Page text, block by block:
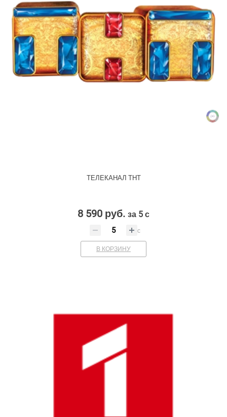
ТЕЛЕКАНАЛ ТНТ
8 590 руб. за 5 с
с
В КОРЗИНУ